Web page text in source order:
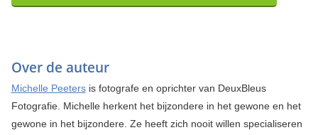
Over de auteur
Michelle Peetersis fotografe en oprichter van DeuxBleus
Fotografie. Michelle herkent het bijzondere in het gewone en het
gewone in het bijzondere. Ze heeft zich nooit willen specialiseren